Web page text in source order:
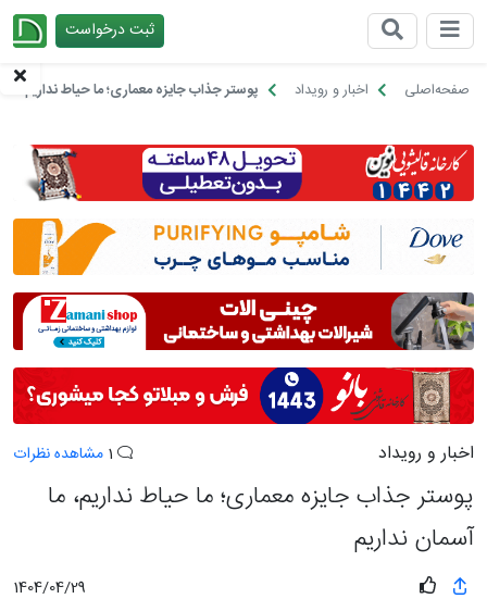
ثبت درخواست
صفحه‌اصلی اخبار و رویداد پوستر جذاب جایزه معماری؛ ما حیاط نداریم، ما
اخبار و رویداد مشاهده نظرات
پوستر جذاب جایزه معماری؛ ما حیاط نداریم، ما
آسمان نداریم
1404/04/29